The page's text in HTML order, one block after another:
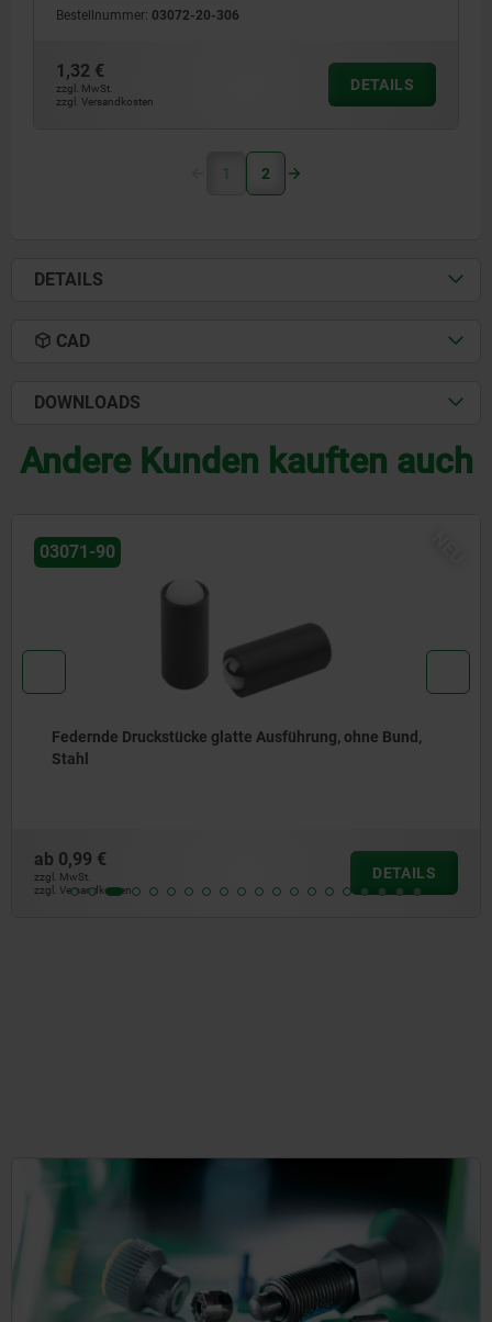
Bestellnummer: 03072-20-306
1,32 €
zzgl. MwSt.
zzgl. Versandkosten
DETAILS
1 2
DETAILS
CAD
DOWNLOADS
Andere Kunden kauften auch
03055-01
Federnde Druckstücke mit Innensechskant und
Druckstift abgeflacht, Edelstahl
ab 5,09 €
zzgl. MwSt.
zzgl. Versandkosten
DETAILS